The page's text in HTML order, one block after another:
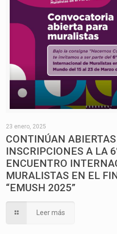
23 enero, 2025
CONTINÚAN
INSCRIPCIONES A LA
ENCUENTRO
MURALISTAS EN EL
“EMUSH 2025”
Leer más